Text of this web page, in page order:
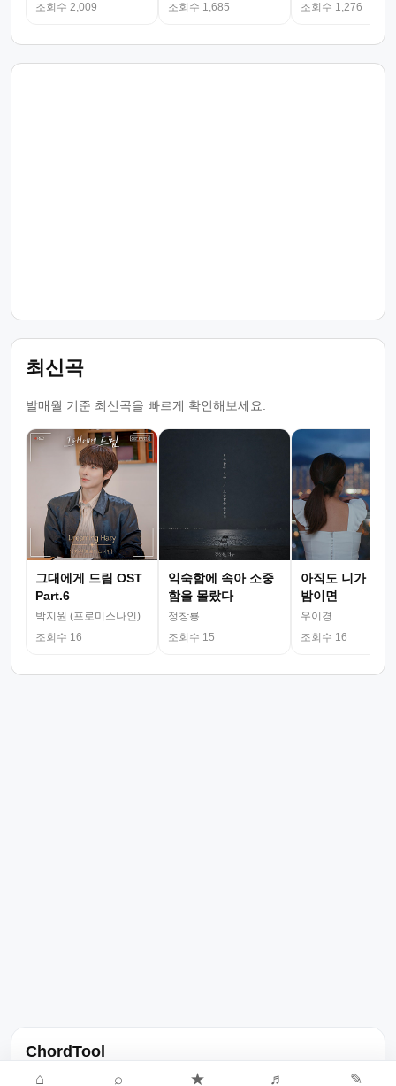
조회수 2,009
조회수 1,685
조회수 1,276
최신곡
발매월 기준 최신곡을 빠르게 확인해보세요.
그대에게 드림 OST
Part.6
박지원 (프로미스나인)
조회수 16
익숙함에 속아 소중
함을 몰랐다
정창룡
조회수 15
아직도 니가 그
밤이면
우이경
조회수 16
ChordTool
노래 가사, 곡 정보, 코드, 악보를 한곳에서 찾을 수 있는 음악 정보
⌂ ⌕ ★ ♬ ✎